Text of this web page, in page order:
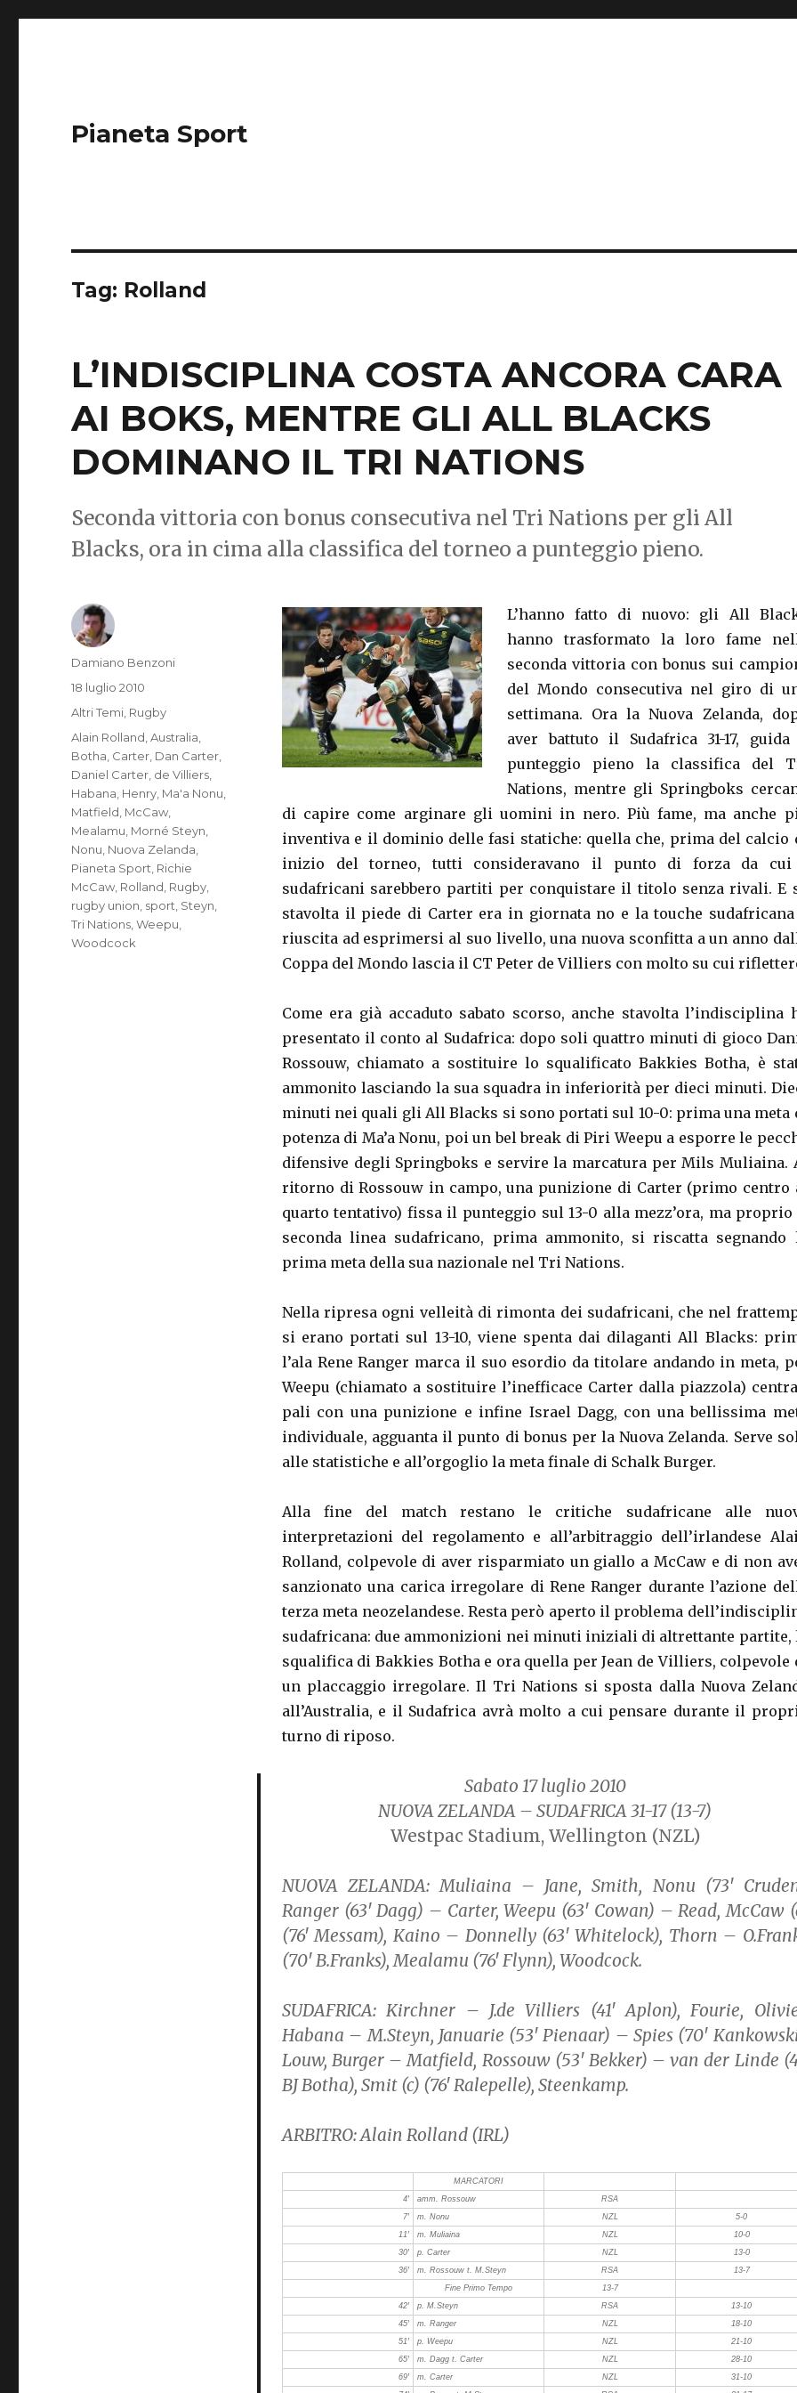
Pianeta Sport
Tag: Rolland
L’INDISCIPLINA COSTA ANCORA CARA
AI BOKS, MENTRE GLI ALL BLACKS
DOMINANO IL TRI NATIONS
Seconda vittoria con bonus consecutiva nel Tri Nations per gli All
Blacks, ora in cima alla classifica del torneo a punteggio pieno.
L’hanno fatto di nuovo: gli All
hanno trasformato la loro fame
seconda vittoria con bonus sui
del Mondo consecutiva nel giro di
settimana. Ora la Nuova Zelanda,
aver battuto il Sudafrica 31-17, guida
punteggio pieno la classifica del
Nations, mentre gli Springboks
di capire come arginare gli uomini in nero. Più fame, ma anche
inventiva e il dominio delle fasi statiche: quella che, prima del calcio
inizio del torneo, tutti consideravano il punto di forza da
sudafricani sarebbero partiti per conquistare il titolo senza rivali. E
stavolta il piede di Carter era in giornata no e la touche sudafricana
riuscita ad esprimersi al suo livello, una nuova sconfitta a un anno
Coppa del Mondo lascia il CT Peter de Villiers con molto su cui
Come era già accaduto sabato scorso, anche stavolta l’indisciplina
presentato il conto al Sudafrica: dopo soli quattro minuti di gioco
Rossouw, chiamato a sostituire lo squalificato Bakkies Botha, è
ammonito lasciando la sua squadra in inferiorità per dieci minuti.
minuti nei quali gli All Blacks si sono portati sul 10-0: prima una meta
potenza di Ma’a Nonu, poi un bel break di Piri Weepu a esporre le
difensive degli Springboks e servire la marcatura per Mils Muliaina.
ritorno di Rossouw in campo, una punizione di Carter (primo centro
quarto tentativo) fissa il punteggio sul 13-0 alla mezz’ora, ma
seconda linea sudafricano, prima ammonito, si riscatta segnando
prima meta della sua nazionale nel Tri Nations.
Nella ripresa ogni velleità di rimonta dei sudafricani, che nel
si erano portati sul 13-10, viene spenta dai dilaganti All Blacks:
l’ala Rene Ranger marca il suo esordio da titolare andando in meta,
Weepu (chiamato a sostituire l’inefficace Carter dalla piazzola)
pali con una punizione e infine Israel Dagg, con una bellissima
individuale, agguanta il punto di bonus per la Nuova Zelanda. Serve
alle statistiche e all’orgoglio la meta finale di Schalk Burger.
Alla fine del match restano le critiche sudafricane alle
interpretazioni del regolamento e all’arbitraggio dell’irlandese
Rolland, colpevole di aver risparmiato un giallo a McCaw e di non
sanzionato una carica irregolare di Rene Ranger durante l’azione
terza meta neozelandese. Resta però aperto il problema
sudafricana: due ammonizioni nei minuti iniziali di altrettante partite,
squalifica di Bakkies Botha e ora quella per Jean de Villiers, colpevole
un placcaggio irregolare. Il Tri Nations si sposta dalla Nuova
all’Australia, e il Sudafrica avrà molto a cui pensare durante il
turno di riposo.
Sabato 17 luglio 2010
NUOVA ZELANDA – SUDAFRICA 31-17(13-7)
Westpac Stadium, Wellington (NZL)
NUOVA ZELANDA: Muliaina – Jane, Smith, Nonu (73′
Ranger (63′ Dagg) – Carter, Weepu (63′ Cowan) – Read, McCaw
(76′ Messam), Kaino – Donnelly (63′ Whitelock), Thorn –
(70′ B.Franks), Mealamu (76′ Flynn), Woodcock.
SUDAFRICA:Kirchner – J.de Villiers (41′ Aplon), Fourie,
Habana – M.Steyn, Januarie (53′ Pienaar) – Spies (70′
Louw, Burger – Matfield, Rossouw (53′ Bekker) – van der Linde
BJ Botha), Smit (c) (76′ Ralepelle), Steenkamp.
ARBITRO:Alain Rolland (IRL)
MARCATORI
4′
amm. Rossouw
RSA
7′
m. Nonu NZL
5-0
11′
m. Muliaina NZL
10-0
30′
p. Carter NZL
13-0
36′
m. Rossouw t. M.Steyn RSA
13-7
Fine Primo Tempo
13-7
42′
p. M.Steyn RSA
13-10
45′
m. Ranger NZL
18-10
51′
p. Weepu NZL
21-10
65′
m. Dagg t. Carter NZL
28-10
69′
m. Carter NZL
31-10
Autore
Damiano Benzoni
Pubblicato
il
18 luglio 2010
Categorie
Altri Temi Rugby
Tag
Alain Rolland ,Australia
Botha Carter Dan Carter
Daniel Carter de Villiers
Habana Henry Ma'a Nonu
Matfield McCaw
Mealamu Morné Steyn
Nonu Nuova Zelanda
Pianeta Sport Richie
McCaw Rolland Rugby
rugby union sport Steyn
Tri Nations ,Weepu
Woodcock